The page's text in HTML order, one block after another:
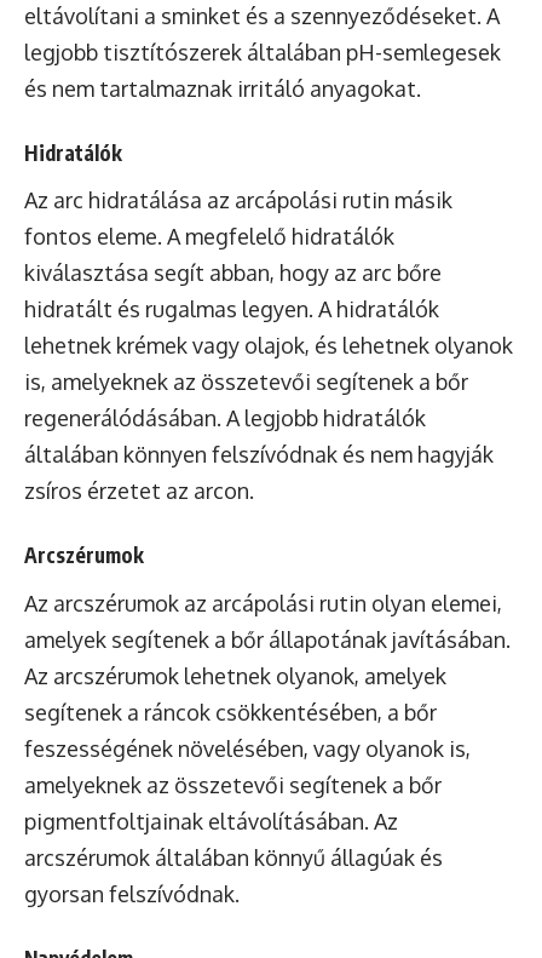
eltávolítani a sminket és a szennyeződéseket. A
legjobb tisztítószerek általában pH-semlegesek
és nem tartalmaznak irritáló anyagokat.
Hidratálók
Az arc hidratálása az arcápolási rutin másik
fontos eleme. A megfelelő hidratálók
kiválasztása segít abban, hogy az arc bőre
hidratált és rugalmas legyen. A hidratálók
lehetnek krémek vagy olajok, és lehetnek olyanok
is, amelyeknek az összetevői segítenek a bőr
regenerálódásában. A legjobb hidratálók
általában könnyen felszívódnak és nem hagyják
zsíros érzetet az arcon.
Arcszérumok
Az arcszérumok az arcápolási rutin olyan elemei,
amelyek segítenek a bőr állapotának javításában.
Az arcszérumok lehetnek olyanok, amelyek
segítenek a ráncok csökkentésében, a bőr
feszességének növelésében, vagy olyanok is,
amelyeknek az összetevői segítenek a bőr
pigmentfoltjainak eltávolításában. Az
arcszérumok általában könnyű állagúak és
gyorsan felszívódnak.